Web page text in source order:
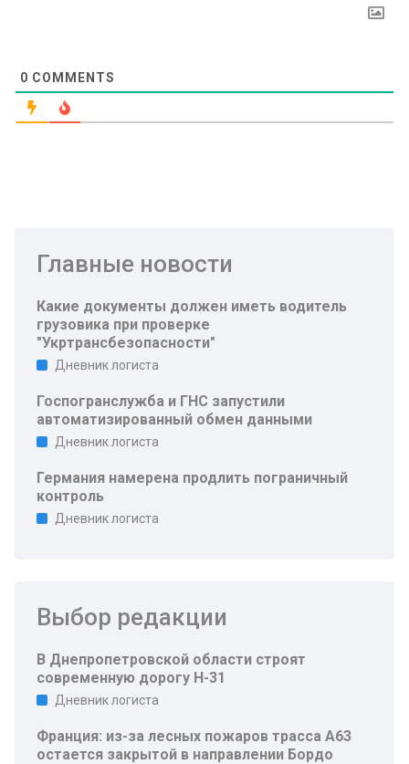
0 COMMENTS
Главные новости
Какие документы должен иметь водитель
грузовика при проверке
"Укртрансбезопасности"
Дневник логиста
Госпогранслужба и ГНС запустили
автоматизированный обмен данными
Дневник логиста
Германия намерена продлить пограничный
контроль
Дневник логиста
Выбор редакции
В Днепропетровской области строят
современную дорогу Н-31
Дневник логиста
Франция: из-за лесных пожаров трасса A63
остается закрытой в направлении Бордо